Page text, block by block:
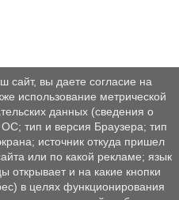
сайт, вы даете согласие на
использование метрической
данных (сведения о
тип и версия Браузера; тип
источник откуда пришел
или по какой рекламе; язык
открывает и на какие кнопки
в целях функционирования